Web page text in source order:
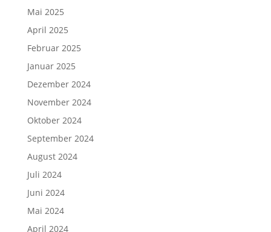
Mai 2025
April 2025
Februar 2025
Januar 2025
Dezember 2024
November 2024
Oktober 2024
September 2024
August 2024
Juli 2024
Juni 2024
Mai 2024
April 2024